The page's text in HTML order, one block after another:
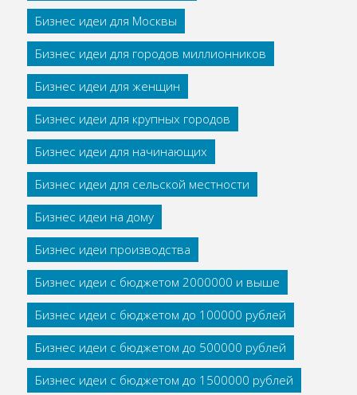
Бизнес идеи для Москвы
Бизнес идеи для городов миллионников
Бизнес идеи для женщин
Бизнес идеи для крупных городов
Бизнес идеи для начинающих
Бизнес идеи для сельской местности
Бизнес идеи на дому
Бизнес идеи производства
Бизнес идеи с бюджетом 2000000 и выше
Бизнес идеи с бюджетом до 100000 рублей
Бизнес идеи с бюджетом до 500000 рублей
Бизнес идеи с бюджетом до 1500000 рублей